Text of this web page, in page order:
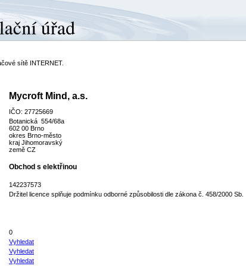
sítě INTERNET.
Mycroft Mind, a.s.
IČO: 27725669
Botanická 554/68a
602 00 Brno
okres Brno-město
kraj Jihomoravský
země CZ
Obchod s elektřinou
142237573
Držitel licence splňuje podmínku odborné způsobilosti dle zákona č. 458/2000 Sb.
0
Vyhledat
Vyhledat
Vyhledat